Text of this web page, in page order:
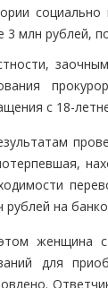
3 млн рублей,
с 18-
рублей на
женщина с
для